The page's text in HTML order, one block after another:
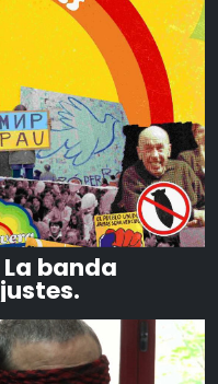
banda